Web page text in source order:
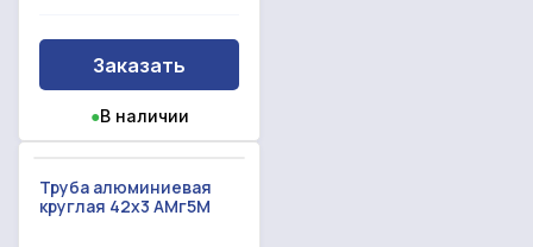
Заказать
●В наличии
Труба алюминиевая
круглая 42х3 АМг5М